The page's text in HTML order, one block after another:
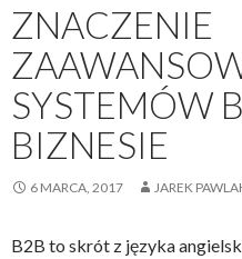
ZNACZENIE
SYSTEMÓW
BIZNESIE
6 MARCA, 2017 JAREK
B2B to skrót z języka